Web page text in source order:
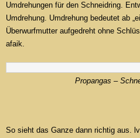
Umdrehungen für den Schneidring.
Umdrehung. Umdrehung bedeutet ab
Überwurfmutter aufgedreht ohne
afaik.
Propangas –
So sieht das Ganze dann richtig aus.